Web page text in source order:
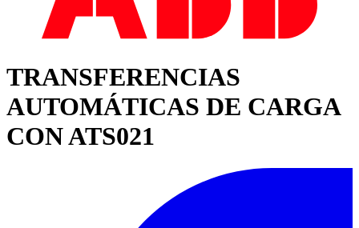
TRANSFERENCIAS
AUTOMÁTICAS DE CARGA
CON ATS021